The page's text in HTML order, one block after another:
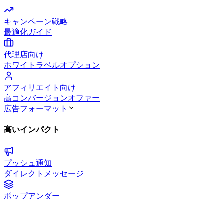
キャンペーン戦略
最適化ガイド
代理店向け
ホワイトラベルオプション
アフィリエイト向け
高コンバージョンオファー
広告フォーマット
高いインパクト
プッシュ通知
ダイレクトメッセージ
ポップアンダー